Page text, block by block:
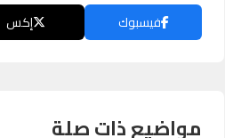
فيسبوك إكس
مواضيع ذات صلة